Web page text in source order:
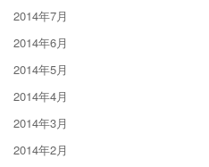
2014年7月
2014年6月
2014年5月
2014年4月
2014年3月
2014年2月